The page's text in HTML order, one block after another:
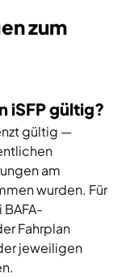
zum
iSFP gültig?
gültig —
am
wurden. Für
Fahrplan
jeweiligen